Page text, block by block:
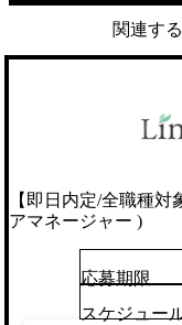
関連す
【即日内定/全職種対
アマネージャー )
応募期限
スケジュー